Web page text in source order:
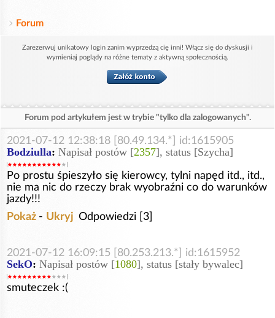
Forum
Zarezerwuj unikatowy login zanim wyprzedzą cię inni! Włącz się do dyskusji i
wymieniaj poglądy na różne tematy z aktywną społecznością.
Forum pod artykułem jest w trybie "tylko dla zalogowanych".
2021-07-12 12:38:18 [80.49.134.*] id:1615905
Bodziulla: Napisał postów [2357], status [Szycha]
Po prostu śpieszyło się kierowcy, tylni napęd itd., itd.,
nie ma nic do rzeczy brak wyobraźni co do warunków
jazdy!!!
Pokaż - Ukryj Odpowiedzi [3]
2021-07-12 16:09:15 [80.253.213.*] id:1615952
SekO: Napisał postów [1080], status [stały bywalec]
smuteczek :(